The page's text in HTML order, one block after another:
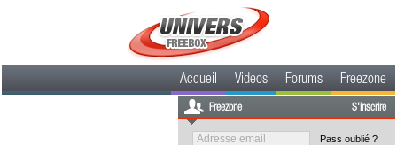
Accueil Videos Forums Freezone
Freezone S'inscrire
Pass oublié ?